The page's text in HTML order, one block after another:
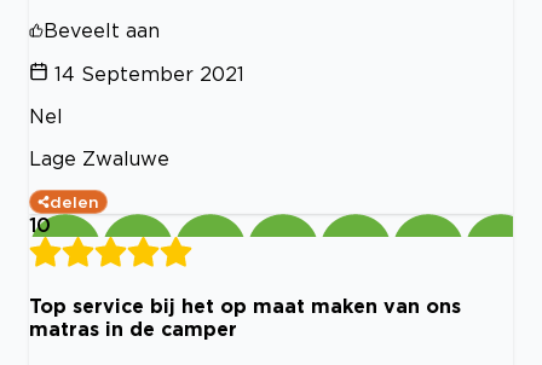
Beveelt aan
14 September 2021
Nel
Lage Zwaluwe
delen
10
Top service bij het op maat maken van ons
matras in de camper